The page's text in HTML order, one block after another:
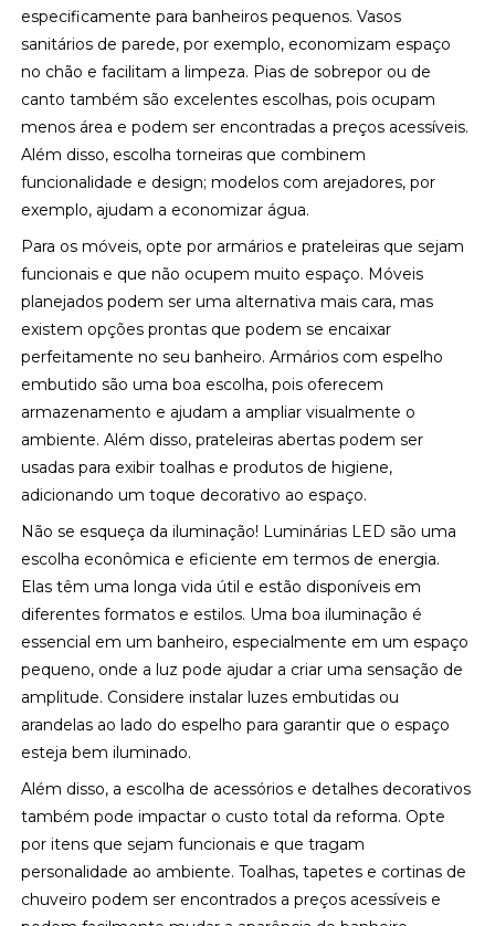
especificamente para banheiros pequenos. Vasos
sanitários de parede, por exemplo, economizam espaço
no chão e facilitam a limpeza. Pias de sobrepor ou de
canto também são excelentes escolhas, pois ocupam
menos área e podem ser encontradas a preços acessíveis.
Além disso, escolha torneiras que combinem
funcionalidade e design; modelos com arejadores, por
exemplo, ajudam a economizar água.
Para os móveis, opte por armários e prateleiras que sejam
funcionais e que não ocupem muito espaço. Móveis
planejados podem ser uma alternativa mais cara, mas
existem opções prontas que podem se encaixar
perfeitamente no seu banheiro. Armários com espelho
embutido são uma boa escolha, pois oferecem
armazenamento e ajudam a ampliar visualmente o
ambiente. Além disso, prateleiras abertas podem ser
usadas para exibir toalhas e produtos de higiene,
adicionando um toque decorativo ao espaço.
Não se esqueça da iluminação! Luminárias LED são uma
escolha econômica e eficiente em termos de energia.
Elas têm uma longa vida útil e estão disponíveis em
diferentes formatos e estilos. Uma boa iluminação é
essencial em um banheiro, especialmente em um espaço
pequeno, onde a luz pode ajudar a criar uma sensação de
amplitude. Considere instalar luzes embutidas ou
arandelas ao lado do espelho para garantir que o espaço
esteja bem iluminado.
Além disso, a escolha de acessórios e detalhes decorativos
também pode impactar o custo total da reforma. Opte
por itens que sejam funcionais e que tragam
personalidade ao ambiente. Toalhas, tapetes e cortinas de
chuveiro podem ser encontrados a preços acessíveis e